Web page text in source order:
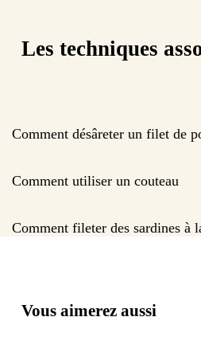
Les techniques
Comment désâreter un filet de
Comment utiliser un couteau
Comment fileter des sardines à
Vous aimerez aussi